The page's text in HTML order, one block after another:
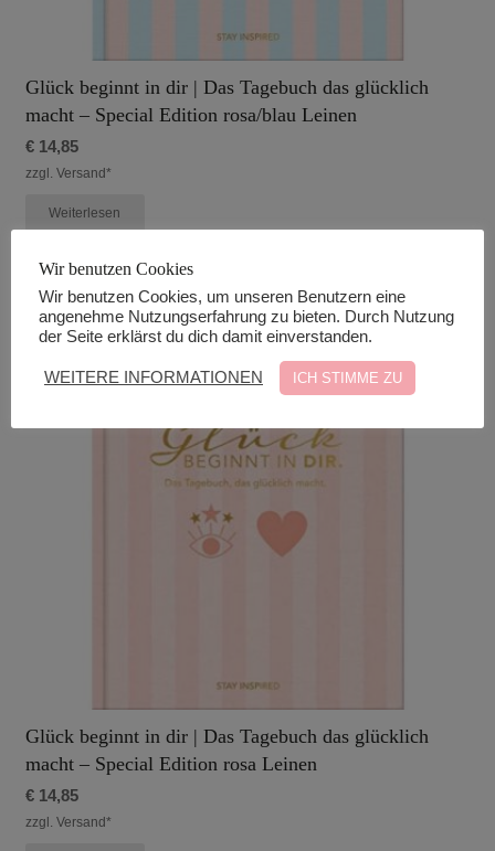
Glück beginnt in dir | Das Tagebuch das glücklich
macht – Special Edition rosa/blau Leinen
€14,85
zzgl. Versand*
Weiterlesen
Glück beginnt in dir | Das Tagebuch das glücklich
macht – Special Edition rosa Leinen
€14,85
zzgl. Versand*
Wir benutzen Cookies
Wir benutzen Cookies, um unseren Benutzern eine
angenehme Nutzungserfahrung zu bieten. Durch Nutzung
der Seite erklärst du dich damit einverstanden.
WEITERE INFORMATIONEN ICH STIMME ZU